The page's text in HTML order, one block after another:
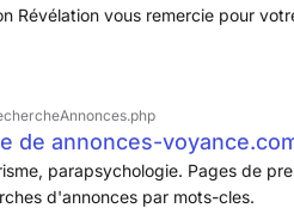
Révélation vous remercie pour
tous les 6 mois une
de annonces-
parapsychologie. Pages de
d'annonces par mots-cles.